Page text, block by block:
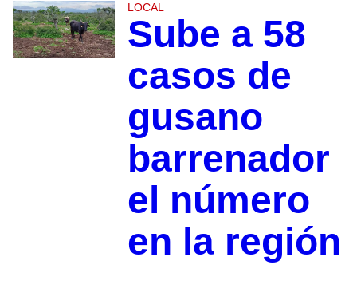
LOCAL
Sube a 58
casos de
gusano
barrenador
el número
en la región